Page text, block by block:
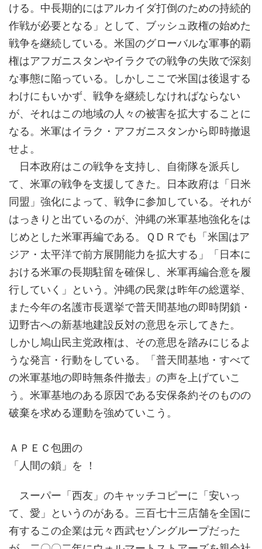
ける。中長期的にはアルカイダ打倒のための持続的
作戦が必要となる」として、ブッシュ政権の始めた
戦争を継続している。米国のグローバルな軍事的覇
権はアフガニスタンやイラクでの戦争の失敗で深刻
な事態に陥っている。しかしここで米国は後退する
わけにもいかず、戦争を継続しなければならない
が、それはこの地域の人々の被害を拡大することに
なる。米軍はイラク・アフガニスタンから即時撤退
せよ。
日本政府はこの戦争を支持し、自衛隊を派兵し
て、米軍の戦争を支援してきた。日本政府は「日米
同盟」強化によって、戦争に参加している。それが
はっきりと出ているのが、沖縄の米軍基地強化をは
じめとした米軍再編である。ＱＤＲでも「米国はア
ジア・太平洋で前方展開能力を拡大する」「日本に
おける米軍の長期駐留を確保し、米軍再編合意を履
行していく」という。沖縄の民衆は昨年の総選挙、
また今年の名護市長選挙で普天間基地の即時閉鎖・
辺野古への新基地建設反対の意思を示してきた。
しかし鳩山民主党政権は、その意思を踏みにじるよ
うな発言・行動をしている。「普天間基地・すべて
の米軍基地の即時無条件撤去」の声を上げていこ
う。米軍基地のある原因である安保条約そのものの
破棄を求める運動を強めていこう。
ＡＰＥＣ包囲の
「人間の鎖」を ！
スーパー「西友」のキャッチコピーに「安いっ
て、愛」というのがある。三百七十三店舗を全国に
有するこの企業は元々西武セゾングループだった